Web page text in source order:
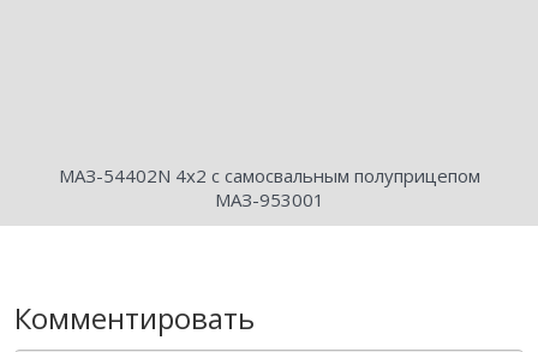
МАЗ-54402N 4х2 с самосвальным полуприцепом
МАЗ-953001
Комментировать